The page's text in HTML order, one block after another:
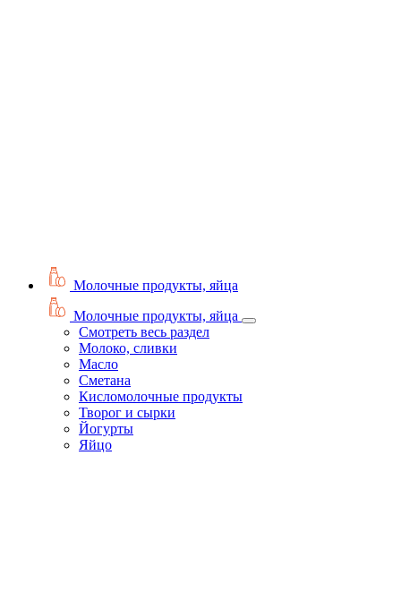
Молочные продукты, яйца
Молочные продукты, яйца
Смотреть весь раздел
Молоко, сливки
Масло
Сметана
Кисломолочные продукты
Творог и сырки
Йогурты
Яйцо